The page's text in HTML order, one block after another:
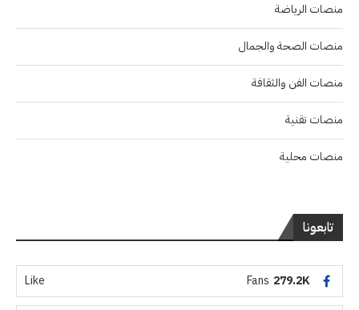
منصات الرياضة
منصات الصحة والجمال
منصات الفن والثقافة
منصات تقنية
منصات محلية
تابعونا
279.2K
Fans
Like